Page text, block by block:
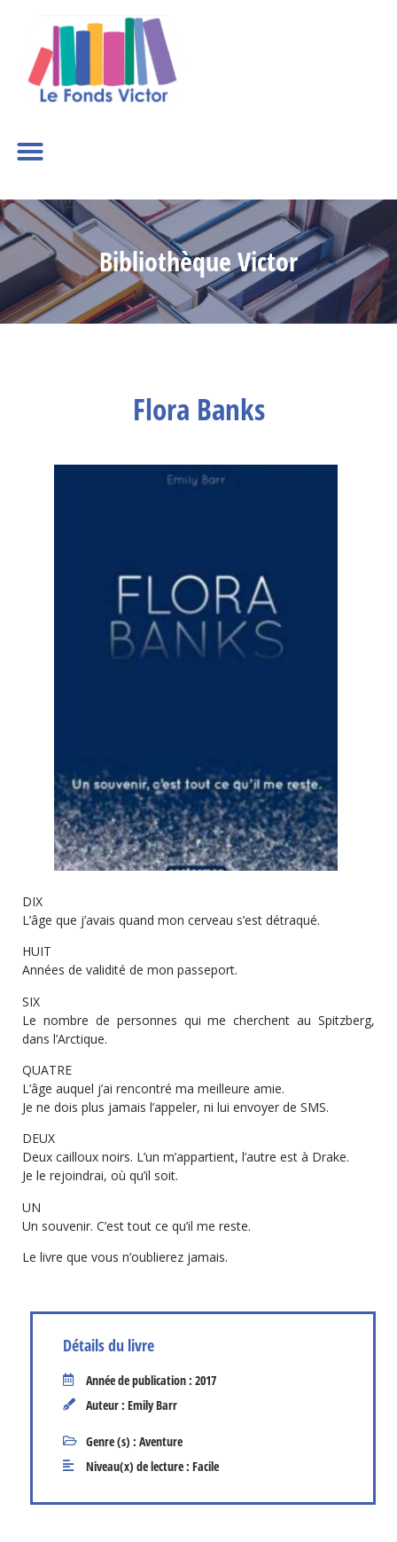
Bibliothèque Victor
Flora Banks
DIX
L’âge que j’avais quand mon cerveau s’est détraqué.
HUIT
Années de validité de mon passeport.
SIX
Le nombre de personnes qui me cherchent au Spitzberg,
dans l’Arctique.
QUATRE
L’âge auquel j’ai rencontré ma meilleure amie.
Je ne dois plus jamais l’appeler, ni lui envoyer de SMS.
DEUX
Deux cailloux noirs. L’un m’appartient, l’autre est à Drake.
Je le rejoindrai, où qu’il soit.
UN
Un souvenir. C’est tout ce qu’il me reste.
Le livre que vous n’oublierez jamais.
Détails du livre
Année de publication : 2017
Auteur : Emily Barr
Genre (s) : Aventure
Niveau(x) de lecture : Facile